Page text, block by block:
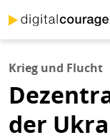
zum
Inhalt
Krieg und Flucht
der